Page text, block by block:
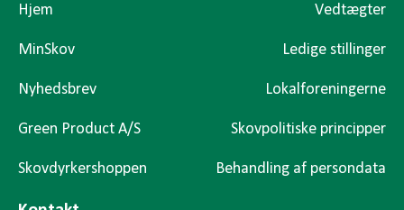
Hjem
MinSkov
Nyhedsbrev
Green Product A/S
Skovdyrkershoppen
Vedtægter
Ledige stillinger
Lokalforeningerne
Skovpolitiske principper
Behandling af persondata